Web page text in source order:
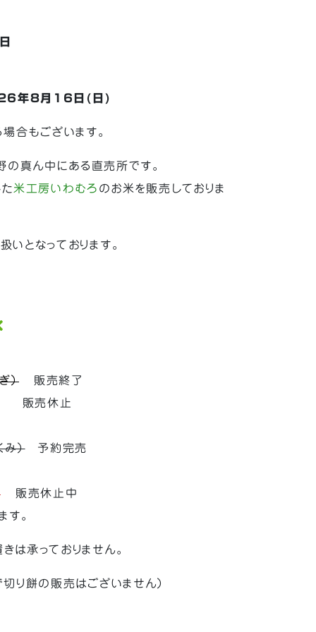
年8月16日(日)
もございます。
の真ん中にある直売所です。
米工房いわむろ のお米を販売しておりま
いとなっております。
）
販売終了
売休止
み）予約完売
販売休止中
。
は承っておりません。
り餅の販売はございません）